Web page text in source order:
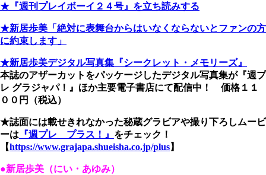
★『週刊プレイボーイ２４号』を立ち読みする
★新居歩美「絶対に表舞台からはいなくならないとファンの方
に約束します」
★新居歩美デジタル写真集『シークレット・メモリーズ』
本誌のアザーカットをパッケージしたデジタル写真集が『週プ
レ グラジャパ！』ほか主要電子書店にて配信中！ 価格１１
００円（税込）
★誌面には載せきれなかった秘蔵グラビアや撮り下ろしムービ
ーは 『週プレ プラス！』 をチェック！
【https://www.grajapa.shueisha.co.jp/plus】
●新居歩美（にい・あゆみ）